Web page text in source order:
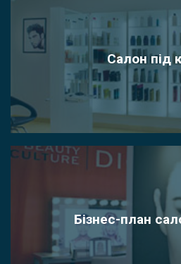
Салон під
Бізнес-план